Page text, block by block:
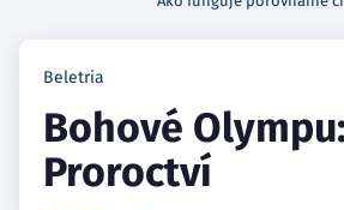
Beletria
Bohové Olympu:
Proroctví